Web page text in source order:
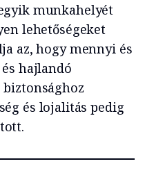
munkahelyét
lehetőségeket
az, hogy mennyi és
hajlandó
és lojalitás pedig